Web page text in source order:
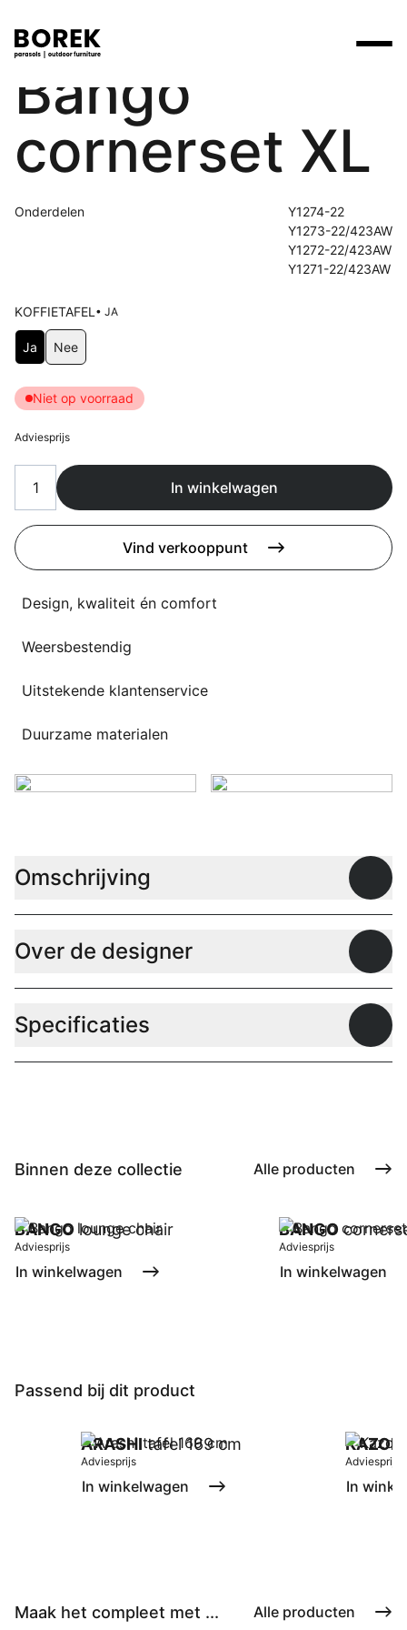
Producten
Alle producten
Collecties
Merken
Ontdek onze merken
Verkooppunten
Verkooppunten
Designers
Prijscatalogi
Flagship stores
Contact
3D modellen
Support
Bango
cornerset XL
Onderdelen
Y1274-22
Y1273-22/423AW
Y1272-22/423AW
Y1271-22/423AW
KOFFIETAFEL • JA
Kies Koffietafel
Ja Nee
Niet op voorraad
Adviesprijs
In winkelwagen
Vind verkooppunt
Design, kwaliteit én comfort
Weersbestendig
Uitstekende klantenservice
Duurzame materialen
Omschrijving
Over de designer
Specificaties
Binnen deze collectie Alle producten
BANGOlounge chair
Adviesprijs
In winkelwagen
BANGO
Adviesprijs
In winkelwagen
Passend bij dit product
ARASHItafel 169 cm
Adviesprijs
In winkelwagen
Adviesprijs
In
Maak het compleet met ... Alle producten